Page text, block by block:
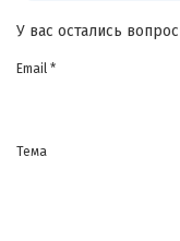
У вас остались
Email *
Тема